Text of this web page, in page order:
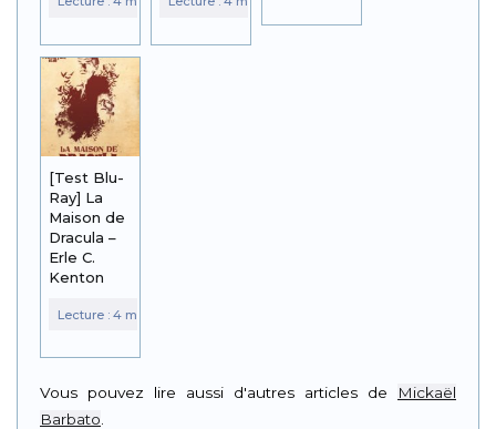
[Test Blu-
Ray] La
Maison de
Dracula –
Erle C.
Kenton
Vous pouvez lire aussi d'autres articles de
Mickaël
Barbato